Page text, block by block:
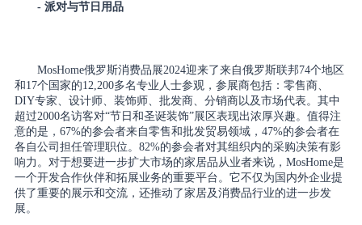
- 派对与节日用品
MosHome俄罗斯消费品展2024迎来了来自俄罗斯联邦74个地区
和17个国家的12,200多名专业人士参观，参展商包括：零售商、
DIY专家、设计师、装饰师、批发商、分销商以及市场代表。其中
超过2000名访客对“节日和圣诞装饰”展区表现出浓厚兴趣。值得注
意的是，67%的参会者来自零售和批发贸易领域，47%的参会者在
各自公司担任管理职位。82%的参会者对其组织内的采购决策有影
响力。对于想要进一步扩大市场的家居品从业者来说，MosHome是
一个开发合作伙伴和拓展业务的重要平台。它不仅为国内外企业提
供了重要的展示和交流，还推动了家居及消费品行业的进一步发
展。